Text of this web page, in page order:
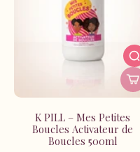
aujourd'hui !
K PILL – Mes Petites
Boucles Activateur de
Boucles 500ml